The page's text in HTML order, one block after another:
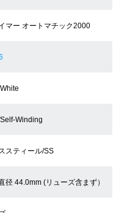
希望の方
マー オートマチック2000
Winding
スティール/SS
径 44.0mm (リューズ含まず）